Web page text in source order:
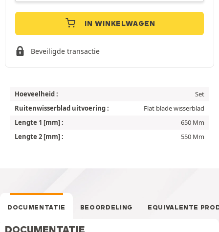
IN WINKELWAGEN
Beveiligde transactie
Hoeveelheid :
Set
Ruitenwisserblad uitvoering :
Flat blade wisserblad
Lengte 1 [mm] :
650 Mm
Lengte 2 [mm] :
550 Mm
DOCUMENTATIE BEOORDELING EQUIVALENTE
DOCUMENTATIE